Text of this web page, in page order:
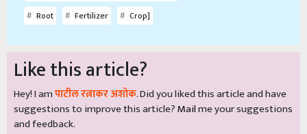
Root
Fertilizer Crop]
Like this article?
Hey! I amपाटील रत्नाकर अशोक. Did you liked this article and have
suggestions to improve this article?Mailme your suggestions
and feedback.